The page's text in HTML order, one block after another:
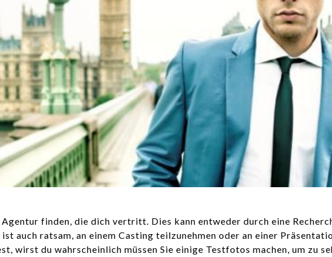
finden, die dich vertritt. Dies kann entweder durch eine
auch ratsam, an einem Casting teilzunehmen oder an einer
wirst du wahrscheinlich müssen Sie einige Testfotos machen, um zu